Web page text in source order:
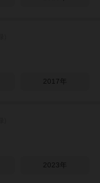
2017年
2023年